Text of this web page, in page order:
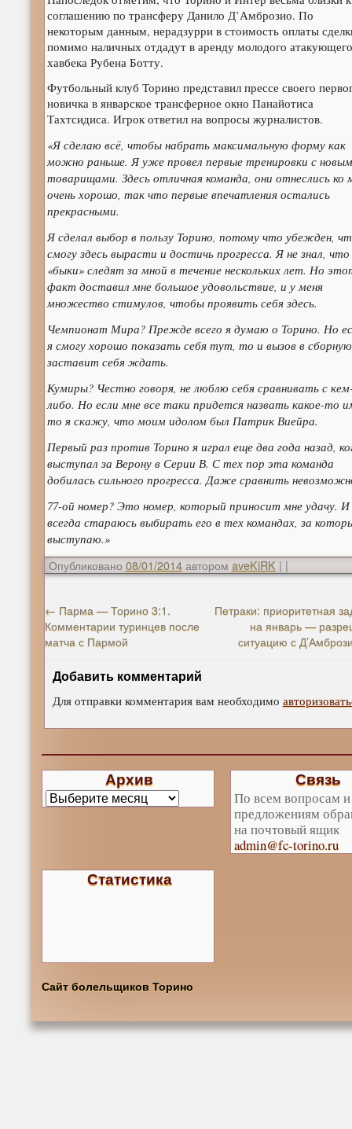
соглашению по трансферу Данило Д’Амброзио. По
некоторым данным, нерадзурри в стоимость оплаты
помимо наличных отдадут в аренду молодого атакующего
хавбека Рубена Ботту.
Футбольный клуб Торино представил прессе своего
новичка в январское трансферное окно Панайотиса
Тахтсидиса. Игрок ответил на вопросы журналистов.
«Я сделаю всё, чтобы набрать максимальную форму как
можно раньше. Я уже провел первые тренировки с
товарищами. Здесь отличная команда, они отнеслись ко
очень хорошо, так что первые впечатления остались
прекрасными.
Я сделал выбор в пользу Торино, потому что убежден,
смогу здесь вырасти и достичь прогресса. Я не знал, что
«быки» следят за мной в течение нескольких лет. Но
факт доставил мне большое удовольствие, и у меня
множество стимулов, чтобы проявить себя здесь.
Чемпионат Мира? Прежде всего я думаю о Торино. Но
я смогу хорошо показать себя тут, то и вызов в
заставит себя ждать.
Кумиры? Честно говоря, не люблю себя сравнивать с
либо. Но если мне все таки придется назвать какое-то
то я скажу, что моим идолом был Патрик Виейра.
Первый раз против Торино я играл еще два года назад,
выступал за Верону в Серии В. С тех пор эта команда
добилась сильного прогресса. Даже сравнить
77-ой номер? Это номер, который приносит мне удачу. И
всегда стараюсь выбирать его в тех командах, за
выступаю.»
Опубликовано 08/01/2014 автором aveKiRK | |
← Парма — Торино 3:1.
Комментарии туринцев после
матча с Пармой
Петраки: приоритетная
на январь —
ситуацию с
Добавить комментарий
Для отправки комментария вам необходимо
Архив Связь
По всем вопросам и
предложениям
на почтовый ящик
admin@fc-torino.ru
Статистика
Сайт болельщиков Торино